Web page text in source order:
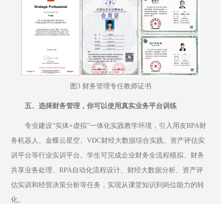
图3 财务管理专任教师证书
五、选择财务管理，你可以使用真实业务平台训练
专业建设“实体+虚拟”一体化实践教学环境，引入用友RPA财
务机器人、金蝶云星空、VDC财经大数据综合实践、资产评估实
训平台等行业实训平台。学生可完成企业财务全流程模拟、财务
共享业务处理、RPA自动化流程设计、财经大数据分析、资产评
估实训和经营决策分析等任务，实现从课堂知识到岗位能力的转
化。